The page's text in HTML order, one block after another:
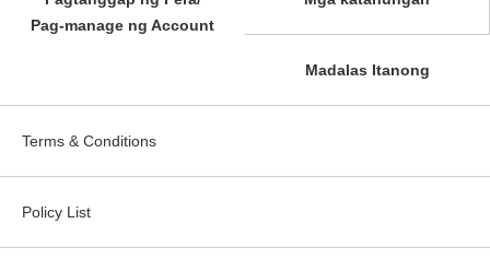
Pag-manage ng Account
Madalas Itanong
Terms & Conditions
Policy List